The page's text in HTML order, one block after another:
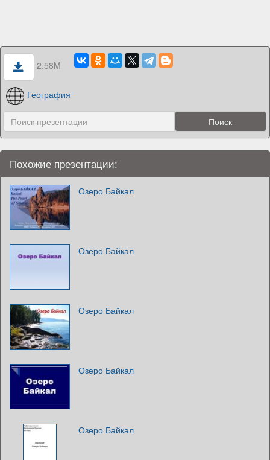
2.58M
География
Похожие презентации:
Озеро Байкал
Озеро Байкал
Озеро Байкал
Озеро Байкал
Озеро Байкал